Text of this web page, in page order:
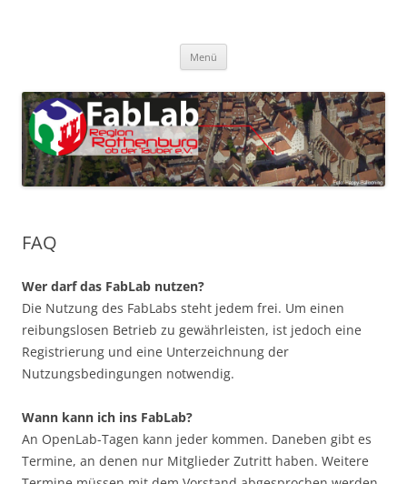
Menü
FAQ
Wer darf das FabLab nutzen?
Die Nutzung des FabLabs steht jedem frei. Um einen
reibungslosen Betrieb zu gewährleisten, ist jedoch eine
Registrierung und eine Unterzeichnung der
Nutzungsbedingungen notwendig.
Wann kann ich ins FabLab?
An OpenLab-Tagen kann jeder kommen. Daneben gibt es
Termine, an denen nur Mitglieder Zutritt haben. Weitere